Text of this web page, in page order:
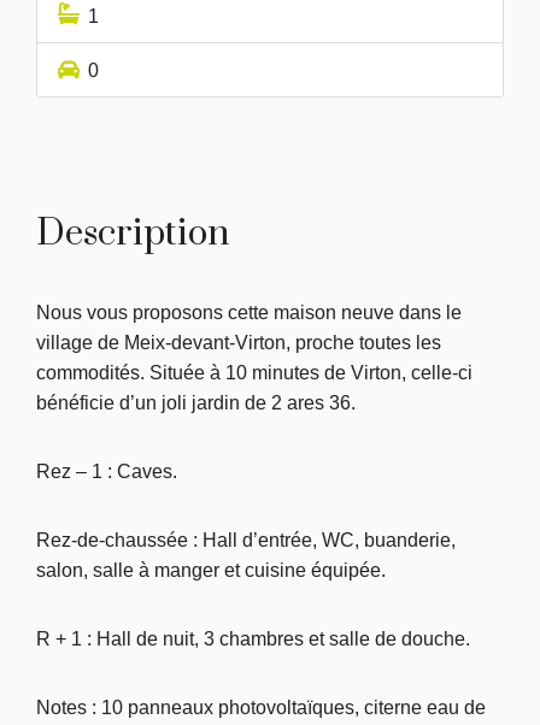
1
0
Description
Nous vous proposons cette maison neuve dans le
village de Meix-devant-Virton, proche toutes les
commodités. Située à 10 minutes de Virton, celle-ci
bénéficie d’un joli jardin de 2 ares 36.
Rez – 1 : Caves.
Rez-de-chaussée : Hall d’entrée, WC, buanderie,
salon, salle à manger et cuisine équipée.
R + 1 : Hall de nuit, 3 chambres et salle de douche.
Notes : 10 panneaux photovoltaïques, citerne eau de